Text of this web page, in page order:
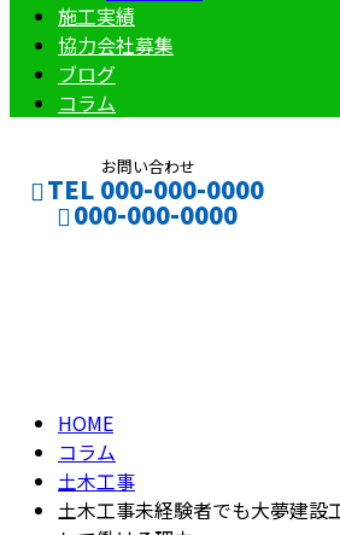
施工実績
協力会社募集
ブログ
コラム
お問い合わせ
TEL 000-000-0000
000-000-0000
HOME
コラム
土木工事
土木工事未経験者でも大夢建設